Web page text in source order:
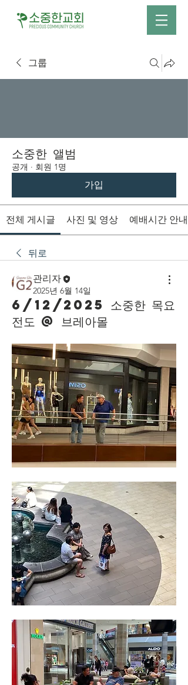
그룹
소중한 앨범
공개 · 회원 1명
가입
전체 게시글 사진 및 영상 예배시간 안내
뒤로
관리자
2025년 6월 14일
6/12/2025 소중한 목요
전도 @ 브레아몰